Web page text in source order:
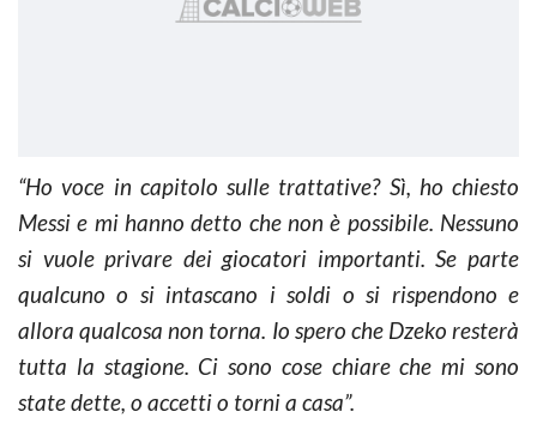
“Ho voce in capitolo sulle trattative? Sì, ho chiesto
Messi e mi hanno detto che non è possibile. Nessuno
si vuole privare dei giocatori importanti. Se parte
qualcuno o si intascano i soldi o si rispendono e
allora qualcosa non torna. Io spero che Dzeko resterà
tutta la stagione. Ci sono cose chiare che mi sono
state dette, o accetti o torni a casa”.